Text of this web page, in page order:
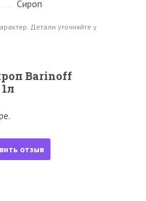
Сироп
Детали уточняйте у
Barinoff
отзыв